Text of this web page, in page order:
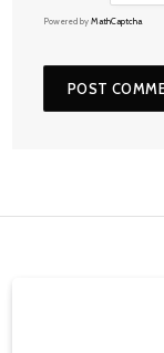
Powered by MathCaptcha